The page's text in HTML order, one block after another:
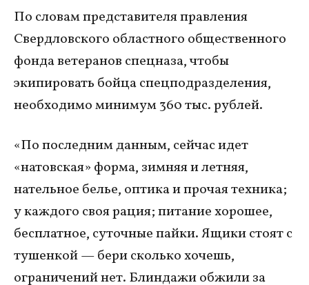
По словам представителя правления
Свердловского областного общественного
фонда ветеранов спецназа, чтобы
экипировать бойца спецподразделения,
необходимо минимум 360 тыс. рублей.
«По последним данным, сейчас идет
«натовская» форма, зимняя и летняя,
нательное белье, оптика и прочая техника;
у каждого своя рация; питание хорошее,
бесплатное, суточные пайки. Ящики стоят с
тушенкой — бери сколько хочешь,
ограничений нет. Блиндажи обжили за